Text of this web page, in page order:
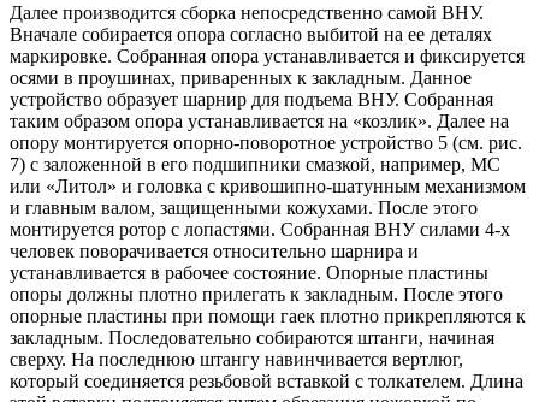
Далее производится сборка непосредственно самой ВНУ.
Вначале собирается опора согласно выбитой на ее деталях
маркировке. Собранная опора устанавливается и фиксируется
осями в проушинах, приваренных к закладным. Данное
устройство образует шарнир для подъема ВНУ. Собранная
таким образом опора устанавливается на «козлик». Далее на
опору монтируется опорно-поворотное устройство 5 (см. рис.
7) с заложенной в его подшипники смазкой, например, МС
или «Литол» и головка с кривошипно-шатунным механизмом
и главным валом, защищенными кожухами. После этого
монтируется ротор с лопастями. Собранная ВНУсилами 4-х
человек поворачивается относительно шарнира и
устанавливается в рабочее состояние. Опорные пластины
опоры должны плотно прилегать к закладным. После этого
опорные пластины при помощи гаек плотно прикрепляются к
закладным. Последовательно собираются штанги, начиная
сверху. На последнюю штангу навинчивается вертлюг,
который соединяется резьбовой вставкой с толкателем. Длина